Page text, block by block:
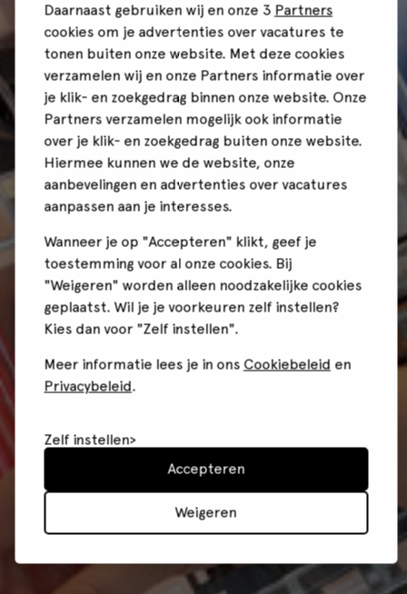
Daarnaast gebruiken wij en onze 3 Partners
cookies om je advertenties over vacatures te
tonen buiten onze website. Met deze cookies
verzamelen wij en onze Partners informatie over
je klik- en zoekgedrag binnen onze website. Onze
Partners verzamelen mogelijk ook informatie
over je klik- en zoekgedrag buiten onze website.
Hiermee kunnen we de website, onze
aanbevelingen en advertenties over vacatures
aanpassen aan je interesses.
Wanneer je op "Accepteren" klikt, geef je
toestemming voor al onze cookies. Bij
"Weigeren" worden alleen noodzakelijke cookies
geplaatst. Wil je je voorkeuren zelf instellen?
Kies dan voor "Zelf instellen".
Meer informatie lees je in ons Cookiebeleid en
Privacybeleid.
Zelf instellen
Weigeren
Accepteren